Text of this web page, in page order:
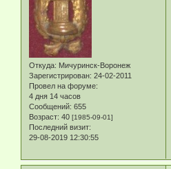
Откуда: Мичуринск-Воронеж
Зарегистрирован: 24-02-2011
Провел на форуме:
4 дня 14 часов
Сообщений: 655
Возраст: 40 [1985-09-01]
Последний визит:
29-08-2019 12:30:55